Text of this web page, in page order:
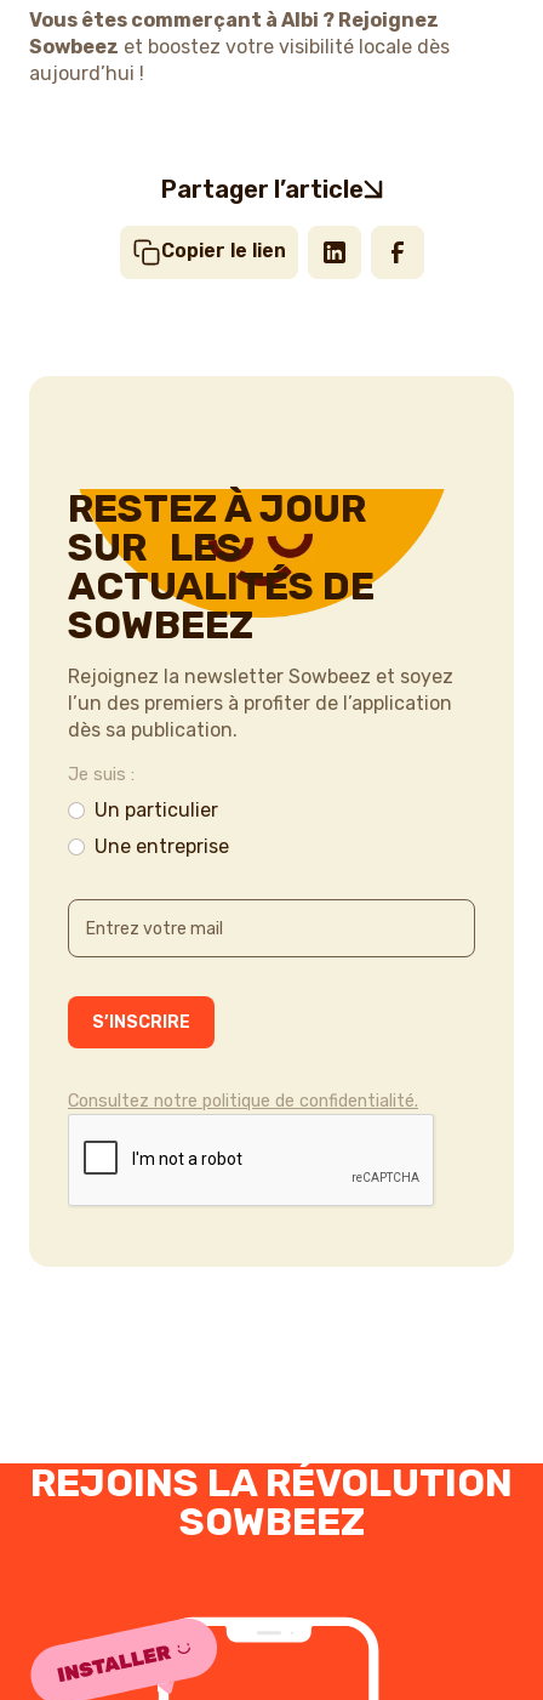
Vous êtes commerçant à Albi ? Rejoignez
Sowbeez et boostez votre visibilité locale dès
aujourd’hui !
Partager l’article
Copier le lien
RESTEZ À JOUR
SUR LES
ACTUALITÉS DE
SOWBEEZ
Rejoignez la newsletter Sowbeez et soyez
l’un des premiers à profiter de l’application
dès sa publication.
Je suis :
Un particulier
Une entreprise
Consultez notre politique de confidentialité.
REJOINS LA RÉVOLUTION
SOWBEEZ